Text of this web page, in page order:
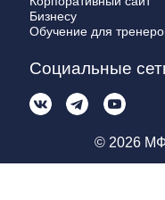
Бизнесу
Обучение для
Социальные
© 2026